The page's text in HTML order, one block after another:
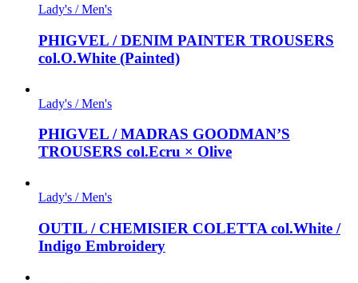
Lady's / Men's
PHIGVEL / DENIM PAINTER TROUSERS
col.O.White (Painted)
Lady's / Men's
PHIGVEL / MADRAS GOODMAN’S
TROUSERS col.Ecru × Olive
Lady's / Men's
OUTIL / CHEMISIER COLETTA col.White /
Indigo Embroidery